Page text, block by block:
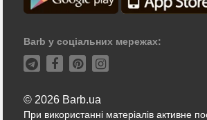
Barb у соціальних мережах:
© 2026 Barb.ua
При використанні матеріалів активне